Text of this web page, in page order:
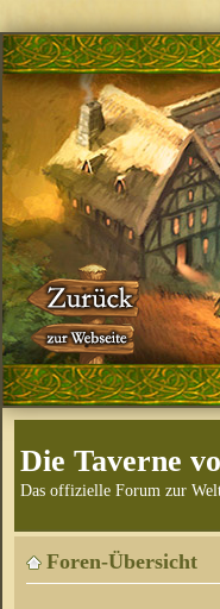
Die Taverne
Das offizielle Forum zur
Foren-Übersicht